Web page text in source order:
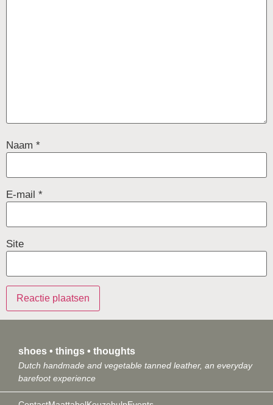
Naam *
E-mail *
Site
shoes • things • thoughts
Dutch handmade and vegetable tanned leather, an everyday
barefoot experience